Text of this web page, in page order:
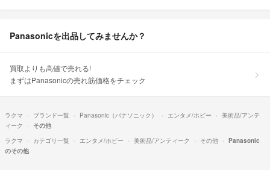
Panasonicを出品してみませんか？
買取よりも高値で売れる!
まずはPanasonicの売れ筋価格をチェック
ラクマ ブランド一覧 Panasonic（パナソニック） エンタメ/ホビー
美術品/アンテ
ィーク
その他
ラクマ
カテゴリ一覧 エンタメ/ホビー 美術品/アンティーク その他
Panasonic
のその他